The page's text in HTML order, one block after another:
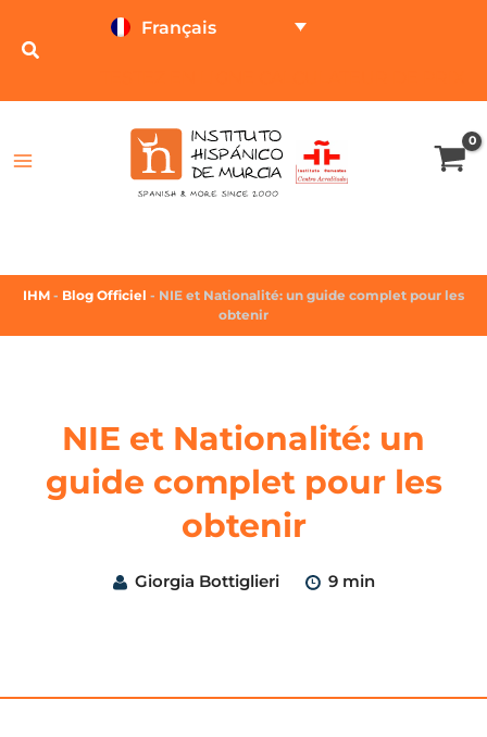
Français
IHM - Blog Officiel - NIE et Nationalité: un guide complet pour les
obtenir
NIE et Nationalité: un
guide complet pour les
obtenir
Giorgia Bottiglieri 9 min